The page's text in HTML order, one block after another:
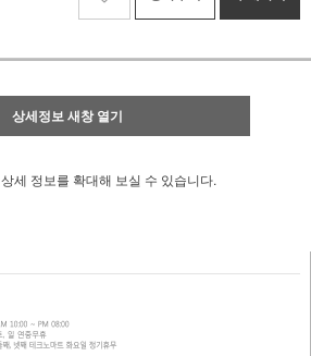
상세정보 새창 열기
상세 정보를 확대해 보실 수 있습니다.